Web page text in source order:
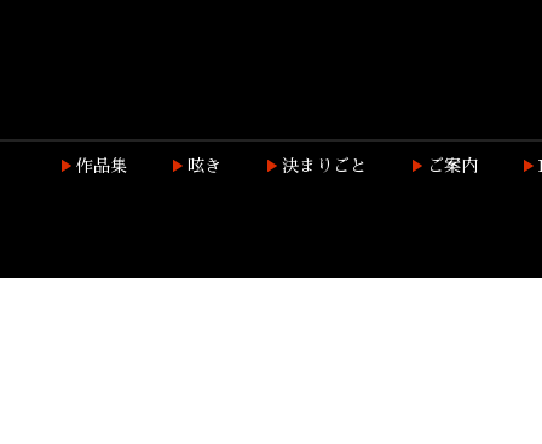
作品集 呟き 決まりごと ご案内